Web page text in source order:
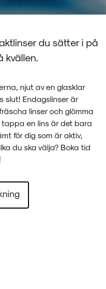
du sätter i på
kvällen.
njut av en glasklar
slut! Endagslinser är
linser och glömma
tappa en lins är det bara
för dig som är aktiv,
du ska välja? Boka tid